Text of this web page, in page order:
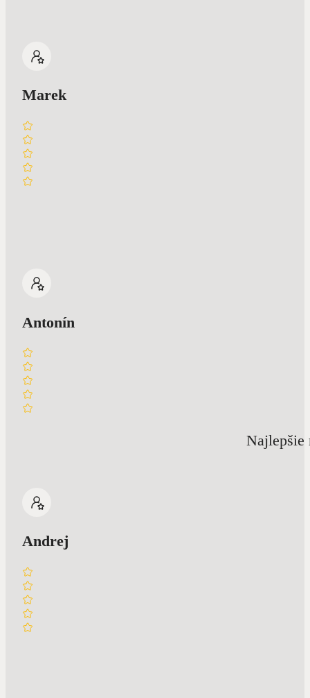
Marek
Antonín
Najlepšie
Andrej